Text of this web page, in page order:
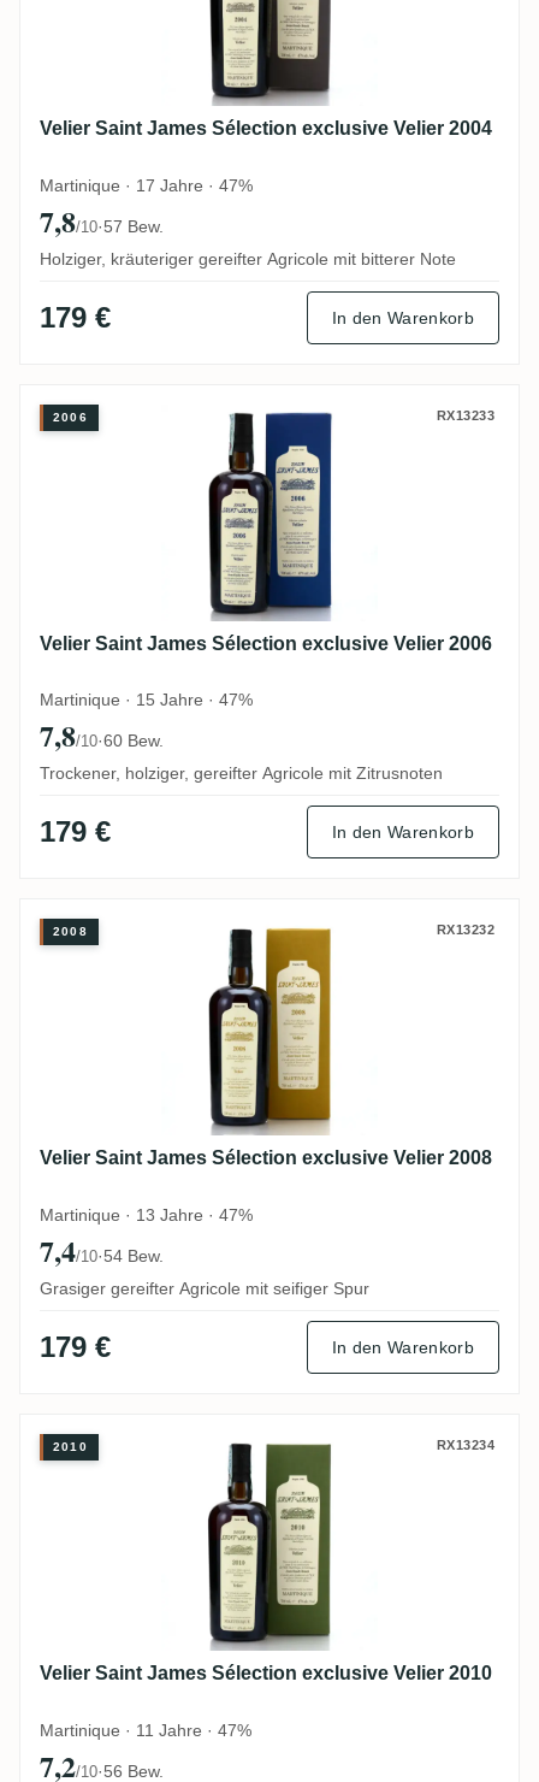
Velier Saint James Sélection exclusive Velier 2004
Martinique · 17 Jahre · 47%
7,8/10·57 Bew.
Holziger, kräuteriger gereifter Agricole mit bitterer Note
179 € In den Warenkorb
Velier Saint James Sélection exclusive
2006 RX13233
Velier Saint James Sélection exclusive Velier 2006
Martinique · 15 Jahre · 47%
7,8/10·60 Bew.
Trockener, holziger, gereifter Agricole mit Zitrusnoten
179 € In den Warenkorb
Velier Saint James Sélection exclusive
2008 RX13232
Velier Saint James Sélection exclusive Velier 2008
Martinique · 13 Jahre · 47%
7,4/10·54 Bew.
Grasiger gereifter Agricole mit seifiger Spur
179 € In den Warenkorb
Velier Saint James Sélection exclusive
2010 RX13234
Velier Saint James Sélection exclusive Velier 2010
Martinique · 11 Jahre · 47%
7,2/10·56 Bew.